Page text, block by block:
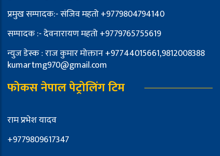
प्रमुख सम्पादक:- संजिव महतो +9779804794140
सम्पादक :- देवनारायण महतो +9779765755619
न्युज डेस्क : राज कुमार मोक्तान +97744015661,9812008388
kumartmg970@gmail.com
फोकस नेपाल पेट्रोलिंग टिम
राम प्रभेश यादव
+9779809617347